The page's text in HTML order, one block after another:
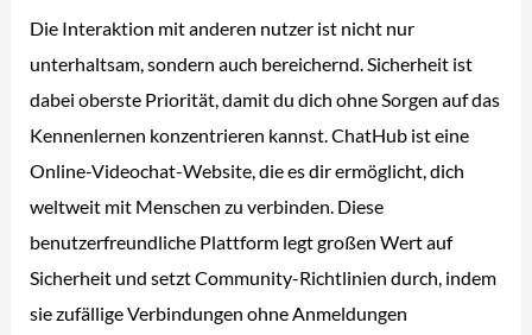
Die Interaktion mit anderen nutzer ist nicht nur
unterhaltsam, sondern auch bereichernd. Sicherheit ist
dabei oberste Priorität, damit du dich ohne Sorgen auf das
Kennenlernen konzentrieren kannst. ChatHub ist eine
Online-Videochat-Website, die es dir ermöglicht, dich
weltweit mit Menschen zu verbinden. Diese
benutzerfreundliche Plattform legt großen Wert auf
Sicherheit und setzt Community-Richtlinien durch, indem
sie zufällige Verbindungen ohne Anmeldungen